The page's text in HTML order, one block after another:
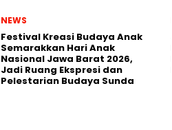
NEWS
Festival Kreasi Budaya Anak
Semarakkan Hari Anak
Nasional Jawa Barat 2026,
Jadi Ruang Ekspresi dan
Pelestarian Budaya Sunda